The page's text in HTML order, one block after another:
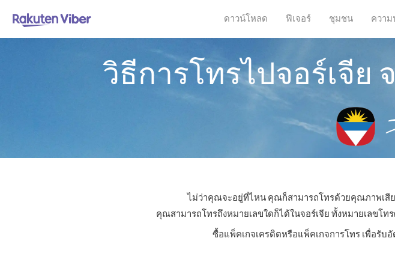
ดาวน์โหลด ฟีเจอร์ ชุมชน ควา
วิธีการโทรไปจอร์เจีย
ไม่ว่าคุณจะอยู่ที่ไหน คุณก็สามารถโทรด้วยคุณภาพเสี
คุณสามารถโทรถึงหมายเลขใดก็ได้ในจอร์เจีย ทั้งหมายเลขโ
ซื้อแพ็คเกจเครดิตหรือแพ็คเกจการโทร เพื่อรั